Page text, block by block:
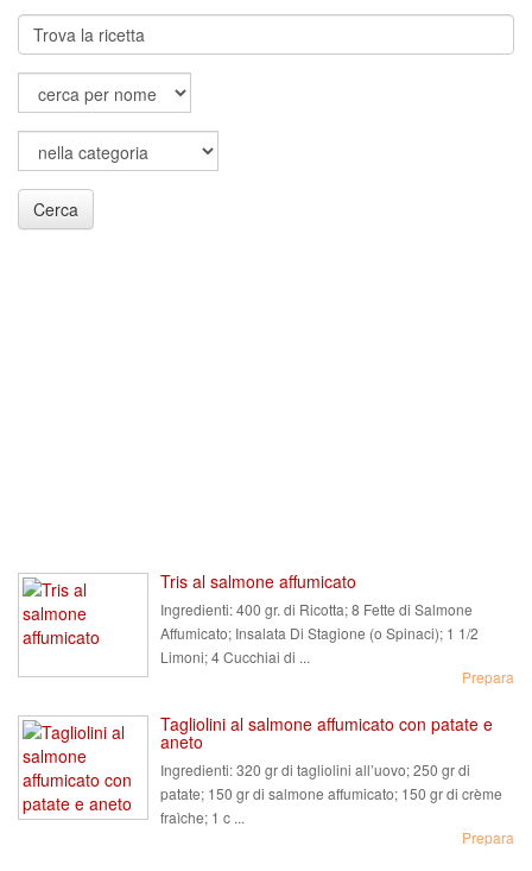
Cerca
Cerca
Tris al salmone affumicato
Ingredienti:400 gr. di Ricotta; 8 Fette di Salmone
Affumicato; Insalata Di Stagione (o Spinaci); 1 1/2
Limoni; 4 Cucchiai di ...
Prepara
Tagliolini al salmone affumicato con patate e
aneto
Ingredienti:320 gr di tagliolini all’uovo; 250 gr di
patate; 150 gr di salmone affumicato; 150 gr di crème
fraìche; 1 c ...
Prepara